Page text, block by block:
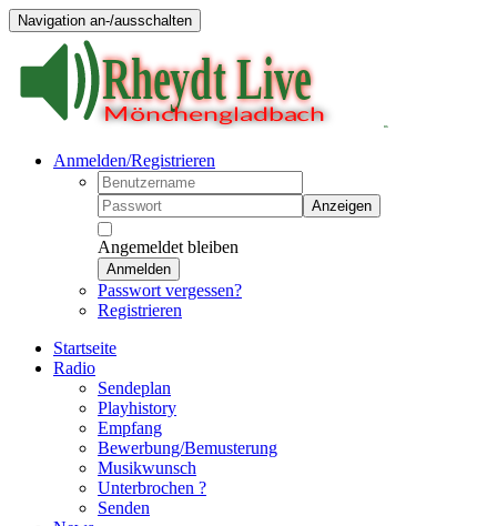
Navigation an-/ausschalten
Anmelden/Registrieren
Anzeigen
Angemeldet bleiben
Anmelden
Passwort vergessen?
Registrieren
Startseite
Radio
Sendeplan
Playhistory
Empfang
Bewerbung/Bemusterung
Musikwunsch
Unterbrochen ?
Senden